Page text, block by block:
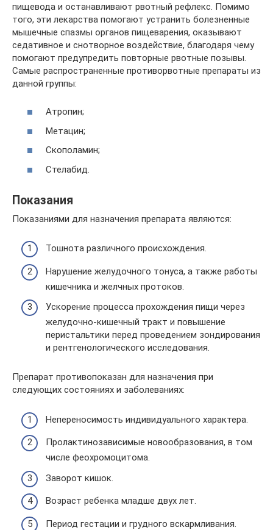
пищевода и останавливают рвотный рефлекс. Помимо
того, эти лекарства помогают устранить болезненные
мышечные спазмы органов пищеварения, оказывают
седативное и снотворное воздействие, благодаря чему
помогают предупредить повторные рвотные позывы.
Самые распространенные противорвотные препараты из
данной группы:
Атропин;
Метацин;
Скополамин;
Стелабид.
Показания
Показаниями для назначения препарата являются:
Тошнота различного происхождения.
Нарушение желудочного тонуса, а также работы
кишечника и желчных протоков.
Ускорение процесса прохождения пищи через
желудочно-кишечный тракт и повышение
перистальтики перед проведением зондирования
и рентгенологического исследования.
Препарат противопоказан для назначения при
следующих состояниях и заболеваниях:
Непереносимость индивидуального характера.
Пролактинозависимые новообразования, в том
числе феохромоцитома.
Заворот кишок.
Возраст ребенка младше двух лет.
Период гестации и грудного вскармливания.